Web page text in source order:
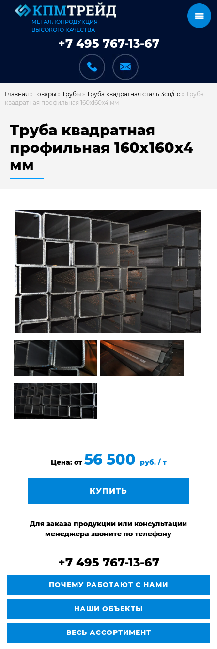
МЕТАЛЛОПРОДУКЦИЯ
ВЫСОКОГО КАЧЕСТВА
+7 495 767-13-67
ДОСТАВКА И ОПЛАТА
НАШИ ОБЪЕКТЫ
ОТЗЫВЫ
О НАС
БЛОГ
КОНТАКТЫ
Главная » Товары » Трубы » Труба квадратная сталь 3сп/пс » Труба
квадратная профильная 160х160х4 мм
Труба квадратная
профильная 160х160х4
мм
Цена: от 56 500 руб. / т
КУПИТЬ
Для заказа продукции или консультации
менеджера звоните по телефону
+7 495 767-13-67
ПОЧЕМУ РАБОТАЮТ С НАМИ
НАШИ ОБЪЕКТЫ
ВЕСЬ АССОРТИМЕНТ